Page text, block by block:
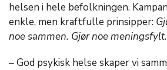
helsen i hele befolkningen.
enkle, men kraftfulle prinsipper:
noe sammen. Gjør noe meningsfylt.
– God psykisk helse skaper vi